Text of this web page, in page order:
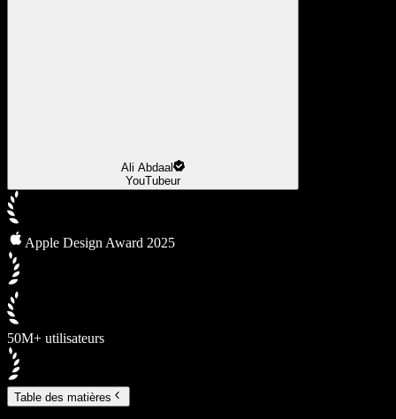
Ali Abdaal
YouTubeur
Apple Design Award 2025
50M+ utilisateurs
Table des matières